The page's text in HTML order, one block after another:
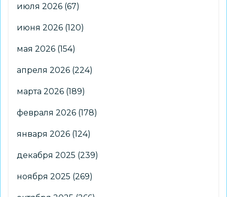
июля 2026 (67)
июня 2026 (120)
мая 2026 (154)
апреля 2026 (224)
марта 2026 (189)
февраля 2026 (178)
января 2026 (124)
декабря 2025 (239)
ноября 2025 (269)